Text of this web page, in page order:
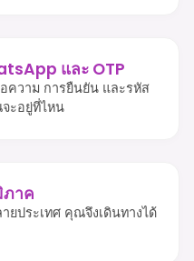
และ OTP
ความ การยืนยัน และรหัส
ะอยู่ที่ไหน
าค
ยประเทศ คุณจึงเดินทางได้